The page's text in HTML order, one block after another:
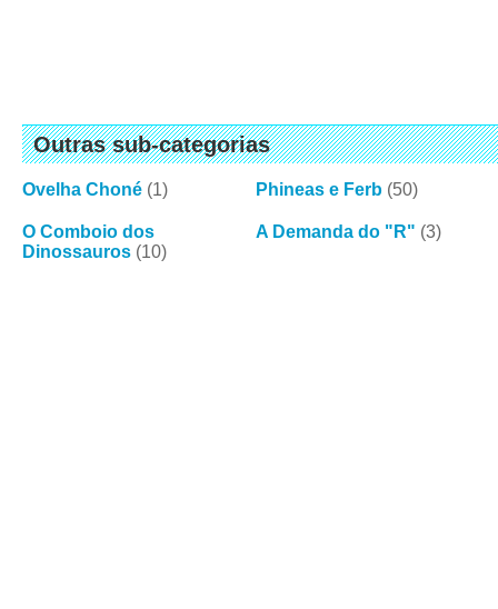
Outras sub-categorias
Ovelha Choné (1)
O Comboio dos
Dinossauros (10)
Phineas e Ferb (50)
A Demanda do "R" (3)